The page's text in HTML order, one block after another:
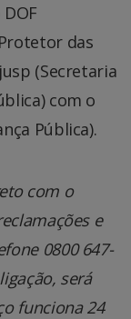
das
(Secretaria
com o
Pública).
com o
e
0800 647-
será
funciona 24